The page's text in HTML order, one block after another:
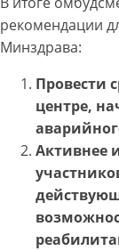
рекомендации
Минздрава:
Провести
центре,
Активнее